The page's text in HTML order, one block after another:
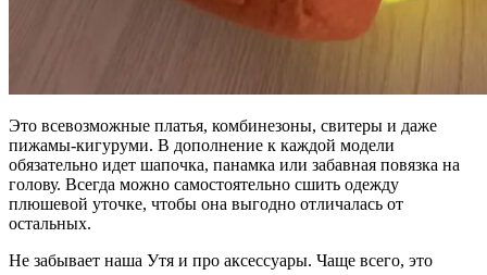
Это всевозможные платья, комбинезоны, свитеры и даже
пижамы-кигуруми. В дополнение к каждой модели
обязательно идет шапочка, панамка или забавная повязка на
голову. Всегда можно самостоятельно сшить одежду
плюшевой уточке, чтобы она выгодно отличалась от
остальных.
Не забывает наша Утя и про аксессуары. Чаще всего, это